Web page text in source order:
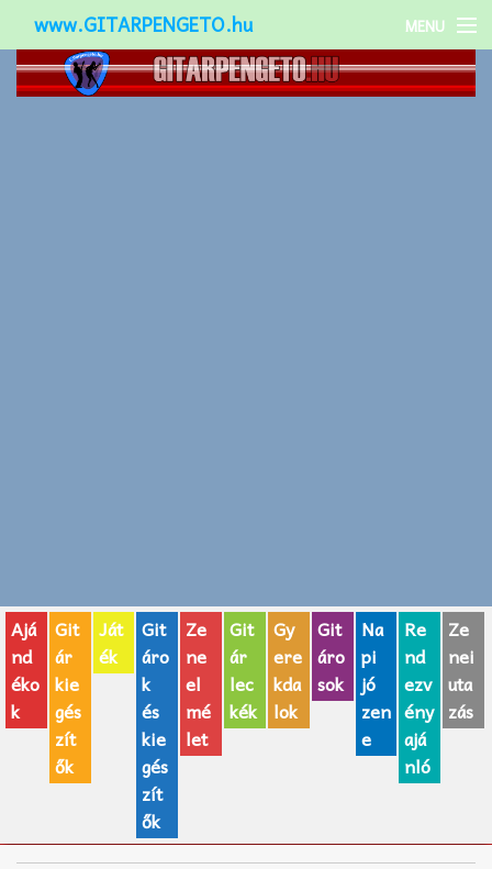
www.GITARPENGETO.hu MENU
Népszerű-
AJÁNDÉK ÖTLETEK
Vicces
GITÁR MÁRKÁK
TOP100 nóta
Ajá
nd
éko
k
Git
ár
kie
gés
zít
ők
Ját
ék
Git
áro
k
és
kie
gés
zít
ők
Ze
ne
el
mé
let
Git
ár
lec
kék
Gy
ere
kda
lok
Git
áro
sok
Na
pi
jó
zen
e
Re
nd
ezv
ény
ajá
nló
Ze
nei
uta
zás